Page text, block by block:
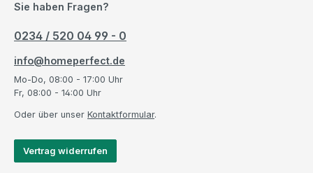
Sie haben Fragen?
0234 / 520 04 99 - 0
info@homeperfect.de
Mo-Do, 08:00 - 17:00 Uhr
Fr, 08:00 - 14:00 Uhr
Oder über unser Kontaktformular.
Vertrag widerrufen